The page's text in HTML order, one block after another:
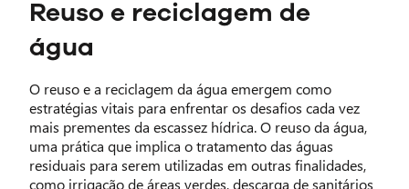
Reuso e reciclagem de
água
O reuso e a reciclagem da água emergem como
estratégias vitais para enfrentar os desafios cada vez
mais prementes da escassez hídrica. O reuso da água,
uma prática que implica o tratamento das águas
residuais para serem utilizadas em outras finalidades,
como irrigação de áreas verdes, descarga de sanitários